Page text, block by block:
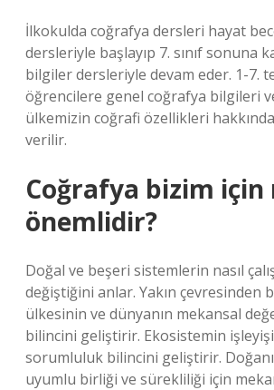
İlkokulda coğrafya dersleri hayat
dersleriyle başlayıp 7. sınıf sonuna
bilgiler dersleriyle devam eder. 1-7.
öğrencilere genel coğrafya bilgileri
ülkemizin coğrafi özellikleri
verilir.
Coğrafya bizim için
önemlidir?
Doğal ve beşeri sistemlerin nasıl
değiştiğini anlar. Yakın çevresinden
ülkesinin ve dünyanın mekansal
bilincini geliştirir. Ekosistemin
sorumluluk bilincini geliştirir.
uyumlu birliği ve sürekliliği için